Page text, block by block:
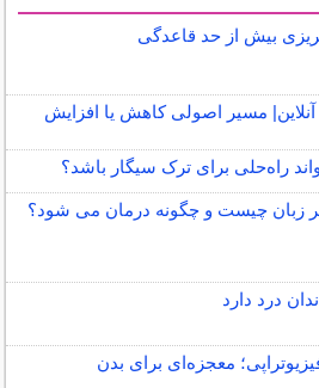
آنلاین| مسیر اصولی کاهش یا افزایش
راه‌حلی برای ترک سیگار باشد؟
زبان چیست و چگونه درمان می شود؟
درد دارد
معجزه‌ای برای بدن